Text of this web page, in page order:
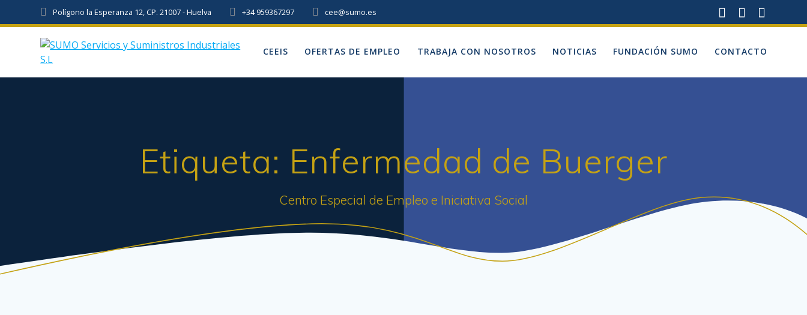
to
Polígono la Esperanza 12, CP. 21007 - Huelva +34 959367297 cee@sumo.es
CEEIS OFERTAS DE EMPLEO TRABAJA CON NOSOTROS NOTICIAS FUNDACIÓN SUMO CONTACTO
Etiqueta: Enfermedad de Buerger
Centro Especial de Empleo e Iniciativa Social